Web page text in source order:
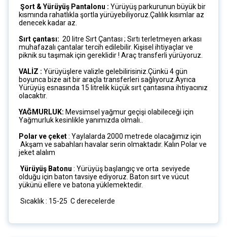
Şort & Yürüyüş Pantalonu : Yürüyüş parkurunun büyük bir
kısmında rahatlıkla şortla yürüyebiliyoruz.Çalılık kısımlar az
denecek kadar az.
Sırt çantası: 20 litre Sırt Çantası ; Sırtı terletmeyen arkası
muhafazalı çantalar tercih edilebilir. Kişisel ihtiyaçlar ve
piknik su taşımak için gereklidir ! Araç transferli yürüyoruz.
VALİZ : Yürüyüşlere valizle gelebilirisiniz.Çünkü 4 gün
boyunca bize ait bir araçla transferleri sağlıyoruz.Ayrıca
Yürüyüş esnasında 15 litrelik küçük sırt çantasına ihtiyacınız
olacaktır.
YAĞMURLUK: Mevsimsel yağmur geçişi olabileceği için
Yağmurluk kesinlikle yanımızda olmalı..
Polar ve çeket: Yaylalarda 2000 metrede olacağımız için
Akşam ve sabahları havalar serin olmaktadır. Kalın Polar ve
jeket alalım
Yürüyüş Batonu : Yürüyüş başlangıç ve orta seviyede
olduğu için baton tavsiye ediyoruz. Baton sırt ve vücut
yükünü ellere ve batona yüklemektedir.
Sıcaklık : 15-25 C derecelerde